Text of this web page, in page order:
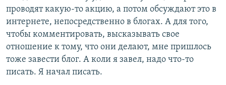
проводят какую-то акцию, а потом обсуждают это в
интернете, непосредственно в блогах. А для того,
чтобы комментировать, высказывать свое
отношение к тому, что они делают, мне пришлось
тоже завести блог. А коли я завел, надо что-то
писать. Я начал писать.